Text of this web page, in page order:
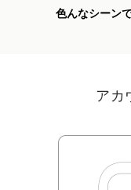
色んなシーン
アカ